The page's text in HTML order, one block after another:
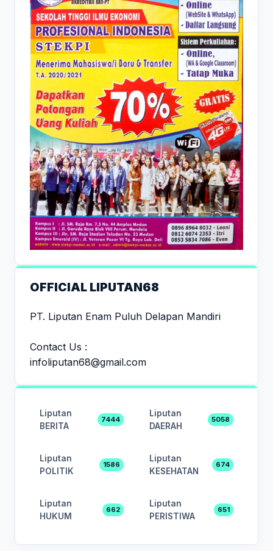
OFFICIAL LIPUTAN68
PT. Liputan Enam Puluh Delapan Mandiri
Contact Us :
infoliputan68@gmail.com
Liputan
BERITA
7444
Liputan
DAERAH
5058
Liputan
POLITIK
1586
Liputan
KESEHATAN
674
Liputan
HUKUM
662
Liputan
PERISTIWA
651